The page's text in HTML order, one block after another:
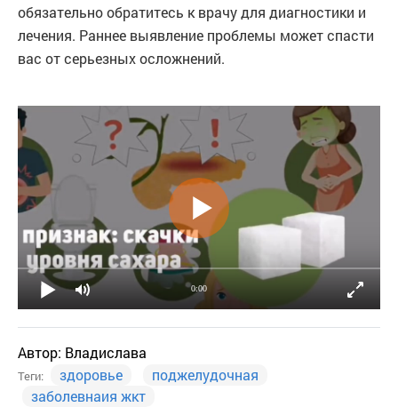
обязательно обратитесь к врачу для диагностики и
лечения. Раннее выявление проблемы может спасти
вас от серьезных осложнений.
0:00
Автор: Владислава
Теги: здоровье
поджелудочная
заболевнаия жкт